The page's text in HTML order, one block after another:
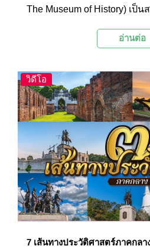
The Museum of History) เป็
ยาวนานของโฮจิมินห์ซิตี้อ่านต่อ
วิดีโอ
7 เส้นทางประวัติศาสตร์ภาคกลา